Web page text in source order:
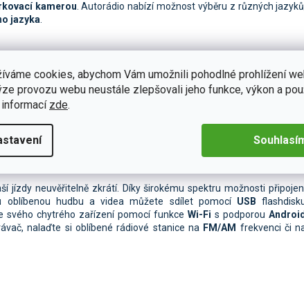
cookies, abychom Vám umožnili pohodlné prohlížení
provozu webu neustále zlepšovali jeho funkce, výkon a
zde.
kamerou. Autorádio nabízí možnost výběru z různých
jazyka.
s uhlopříčkou o neuvěřitelných9 palců.Zařízení zvládnete
i při stisknutí ikony v rukavicích.
jízdy neuvěřitelně zkrátí. Díky širokému spektru možnosti
oblíbenou hudbu a videa můžete sdílet pomocí USB
svého chytrého zařízení pomocí funkceWi-Fi s podporouAndroid
nalaďte si oblíbené rádiové stanice na FM/AM frekvenci či